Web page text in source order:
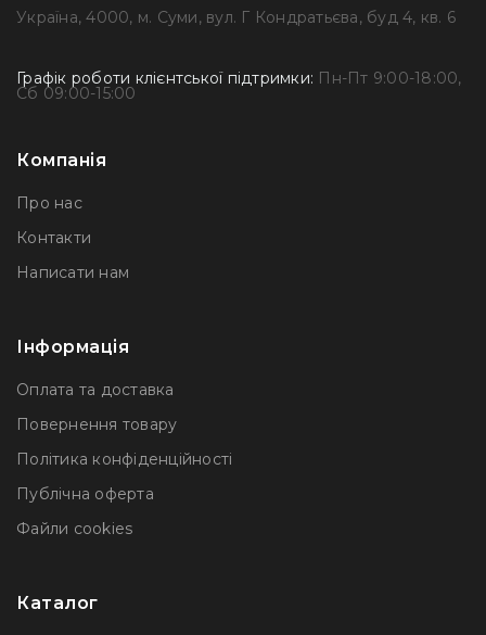
Україна, 4000, м. Суми, вул. Г Кондратьєва, буд 4, кв. 6
Графік роботи клієнтської підтримки: Пн-Пт 9:00-18:00,
Сб 09:00-15:00
Компанія
Про нас
Контакти
Написати нам
Інформація
Оплата та доставка
Повернення товару
Політика конфіденційності
Публічна оферта
Файли сookies
Каталог